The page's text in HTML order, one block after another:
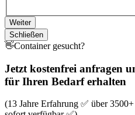
Weiter
Schließen
👋Container gesucht?
Jetzt kostenfrei anfragen
für Ihren Bedarf erhalten
(13 Jahre Erfahrung ✅ über